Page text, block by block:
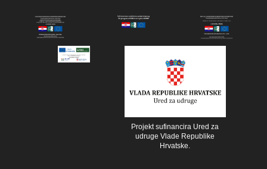
Projekt sufinancira Ured za
udruge Vlade Republike
Hrvatske.